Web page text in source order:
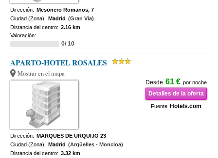
Dirección: Mesonero Romanos, 7
Ciudad (Zona): Madrid (Gran Via)
Distancia del centro: 2.16 km
Valoración:
0/ 10
APARTO-HOTEL ROSALES
Mostrar en el mapa
Desde 61 € por noche
Detalles de la oferta
Fuente Hotels.com
Dirección: MARQUES DE URQUIJO 23
Ciudad (Zona): Madrid (Argüelles - Moncloa)
Distancia del centro: 3.32 km